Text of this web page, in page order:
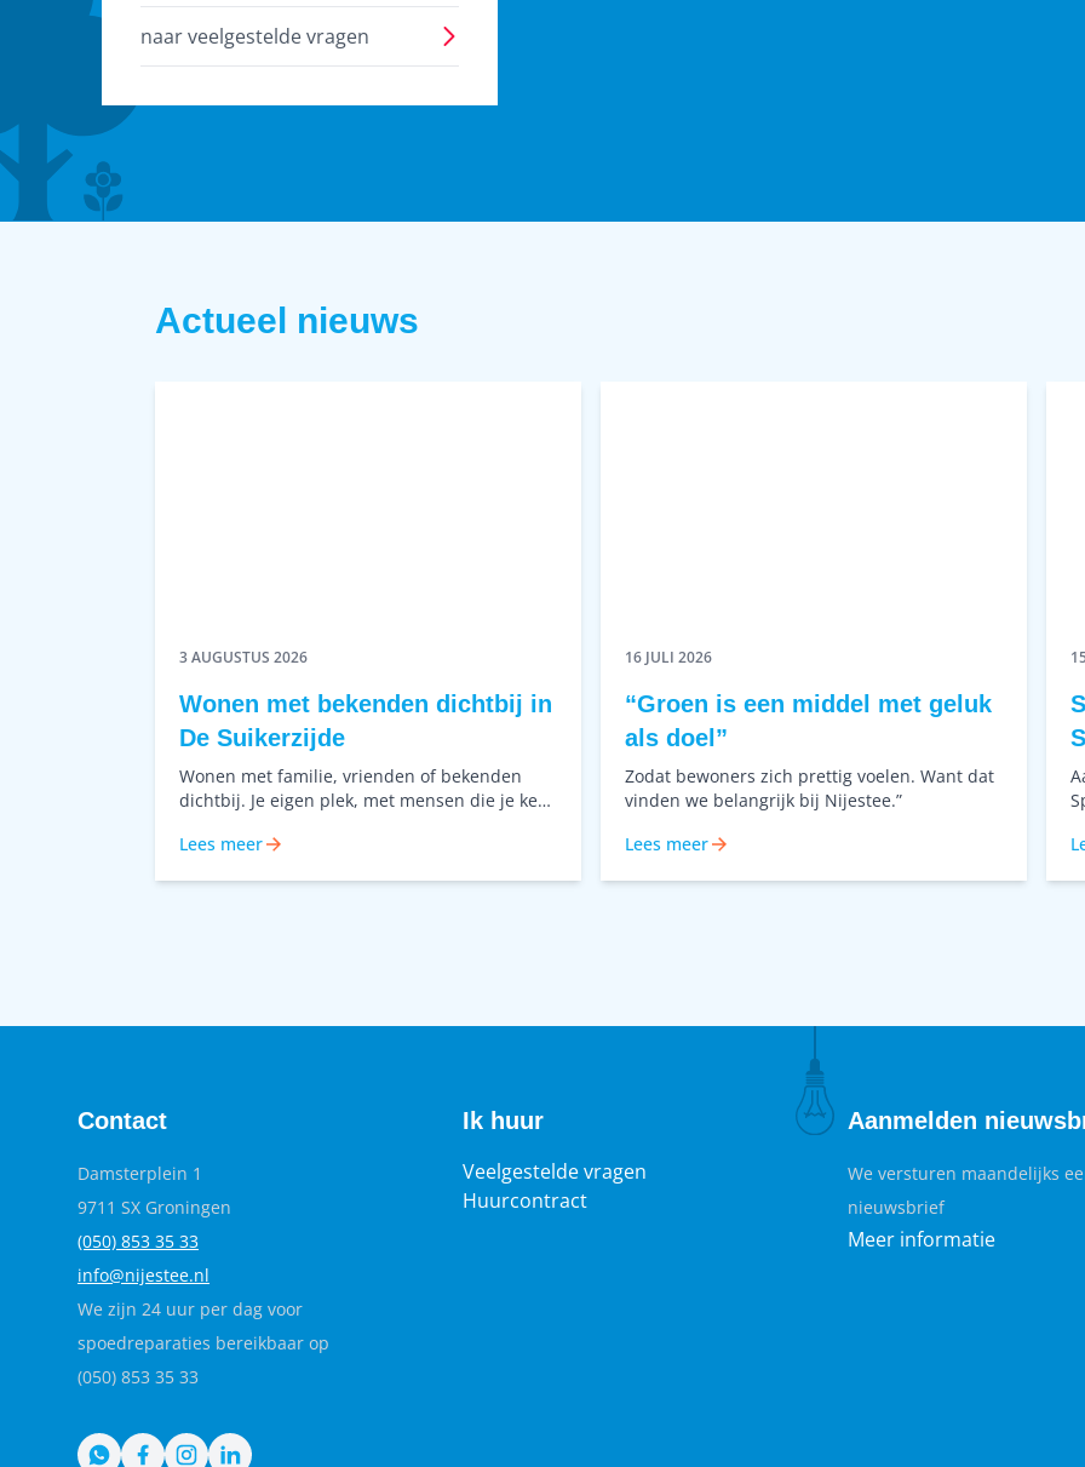
naar veelgestelde vragen
Actueel nieuws
3 AUGUSTUS 2026
Wonen met bekenden dichtbij in
De Suikerzijde
Wonen met familie, vrienden of bekenden
dichtbij. Je eigen plek, met mensen die je kent
thuis en bouwen we samen aan een buurt
Lees meer
16 JULI 2026
“Groen is een middel met geluk
als doel”
Zodat bewoners zich prettig voelen. Want dat
vinden we belangrijk bij Nijestee.”
Lees meer
Contact
Damsterplein 1
9711 SX Groningen
(050) 853 35 33
info@nijestee.nl
We zijn 24 uur per dag voor
spoedreparaties bereikbaar op
(050) 853 35 33
Ik huur
Veelgestelde vragen
Huurcontract
Aanmelden
We versturen maandelijks
nieuwsbrief
Meer informatie
WhatsApp
Facebook
Instagram
LinkedIn